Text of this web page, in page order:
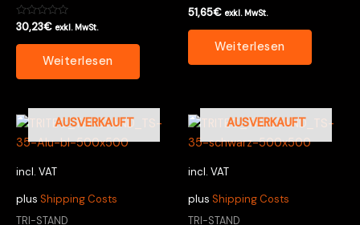
Bewertet
mit
0
30,23€ exkl. MwSt.
Weiterlesen
Bewertet
mit
0
51,65€ exkl. MwSt.
Weiterlesen
AUSVERKAUFT
incl. VAT
plus Shipping Costs
TRI-STAND
AUSVERKAUFT
incl. VAT
plus Shipping Costs
TRI-STAND